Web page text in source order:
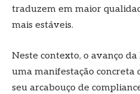
traduzem em maior
mais estáveis.
Neste contexto, o avanço
uma manifestação concreta
seu arcabouço de